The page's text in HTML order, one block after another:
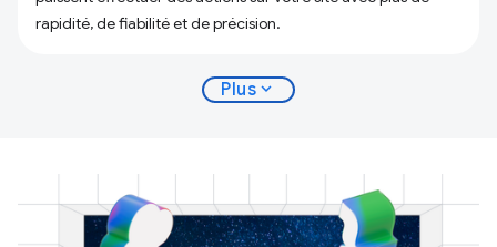
rapidité, de fiabilité et de précision.
Plus expand_more